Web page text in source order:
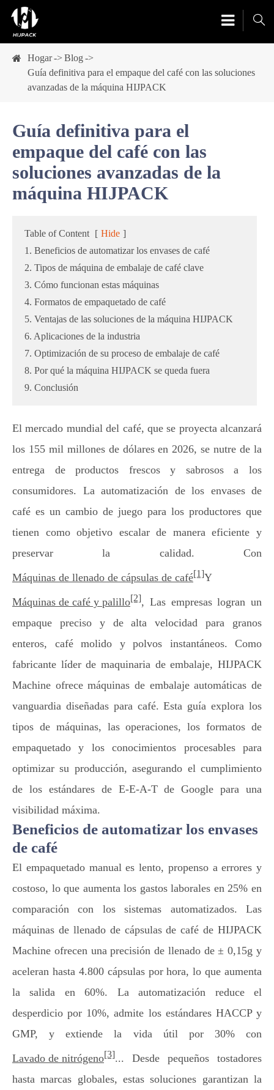

Hogar
Blog
Guía definitiva para el empaque del café con las soluciones
avanzadas de la máquina HIJPACK
Guía definitiva para el
empaque del café con las
soluciones avanzadas de la
máquina HIJPACK
Table of Content [ Hide ]
1. Beneficios de automatizar los envases de café
2. Tipos de máquina de embalaje de café clave
3. Cómo funcionan estas máquinas
4. Formatos de empaquetado de café
5. Ventajas de las soluciones de la máquina HIJPACK
6. Aplicaciones de la industria
7. Optimización de su proceso de embalaje de café
8. Por qué la máquina HIJPACK se queda fuera
9. Conclusión
El mercado mundial del café, que se proyecta alcanzará
los 155 mil millones de dólares en 2026, se nutre de la
entrega de productos frescos y sabrosos a los
consumidores. La automatización de los envases de
café es un cambio de juego para los productores que
tienen como objetivo escalar de manera eficiente y
preservar la calidad. Con
Máquinas de llenado de cápsulas de café[1]Y
Máquinas de café y palillo[2], Las empresas logran un
empaque preciso y de alta velocidad para granos
enteros, café molido y polvos instantáneos. Como
fabricante líder de maquinaria de embalaje, HIJPACK
Machine ofrece máquinas de embalaje automáticas de
vanguardia diseñadas para café. Esta guía explora los
tipos de máquinas, las operaciones, los formatos de
empaquetado y los conocimientos procesables para
optimizar su producción, asegurando el cumplimiento
de los estándares de E-E-A-T de Google para una
visibilidad máxima.
Beneficios de automatizar los envases
de café
El empaquetado manual es lento, propenso a errores y
costoso, lo que aumenta los gastos laborales en 25% en
comparación con los sistemas automatizados. Las
máquinas de llenado de cápsulas de café de HIJPACK
Machine ofrecen una precisión de llenado de ± 0,15g y
aceleran hasta 4.800 cápsulas por hora, lo que aumenta
la salida en 60%. La automatización reduce el
desperdicio por 10%, admite los estándares HACCP y
GMP, y extiende la vida útil por 30% con
Lavado de nitrógeno[3]... Desde pequeños tostadores
hasta marcas globales, estas soluciones garantizan la